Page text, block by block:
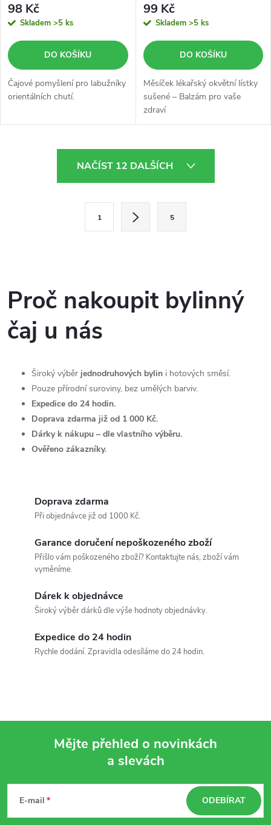
98 Kč
Skladem >5 ks
DO KOŠÍKU
Čajové pomyšlení pro labužníky
orientálních chutí.
99 Kč
Skladem >5 ks
DO KOŠÍKU
Měsíček lékařský okvětní lístky
sušené – Balzám pro vaše
zdraví
c
í
NAČÍST 12 DALŠÍCH
k
o
v
1 5
Proč nakoupit bylinný
čaj u nás
Široký výběr jednodruhových bylin i hotových směsí.
Pouze přírodní suroviny, bez umělých barviv.
Expedice do 24 hodin.
Doprava zdarma již od 1 000 Kč.
Dárky k nákupu – dle vlastního výběru.
Ověřeno zákazníky.
Doprava zdarma
Při objednávce již od 1000 Kč.
Garance doručení nepoškozeného zboží
Přišlo vám poškozeného zboží? Kontaktujte nás, zboží vám
vyměníme.
Dárek k objednávce
Široký výběr dárků dle výše hodnoty objednávky.
Expedice do 24 hodin
Rychle dodání. Zpravidla odesíláme do 24 hodin.
Mějte přehled o novinkách
a slevách
E-mail ODEBÍRAT